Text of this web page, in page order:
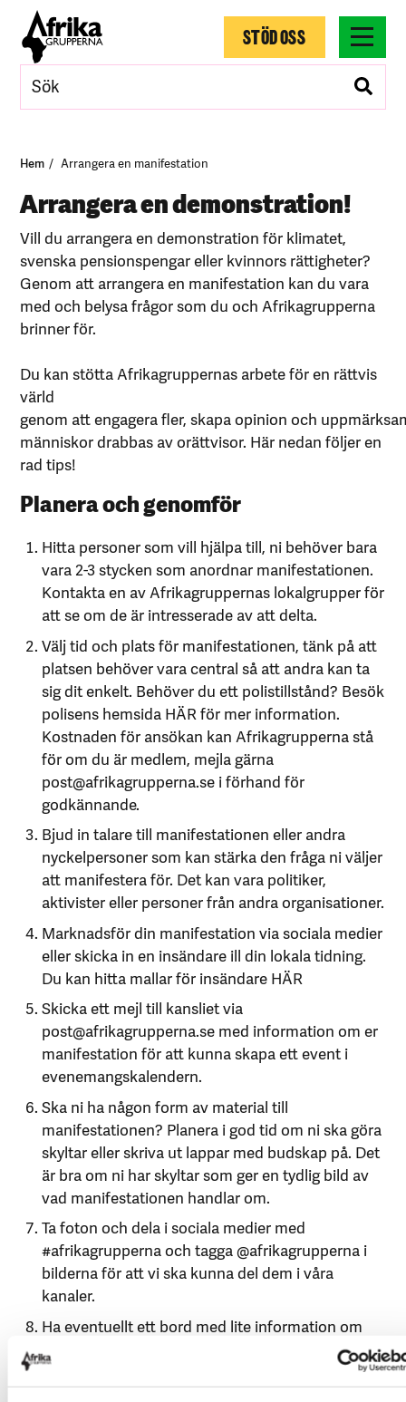
STÖD OSS
Hem Arrangera en manifestation
Arrangera en demonstration!
Vill du arrangera en demonstration för klimatet,
svenska pensionspengar eller kvinnors rättigheter?
Genom att arrangera en manifestation kan du vara
med och belysa frågor som du och Afrikagrupperna
brinner för.
Du kan stötta Afrikagruppernas arbete för en rättvis
värld
genom att engagera fler, skapa opinion och
människor drabbas av orättvisor. Här nedan följer en
rad tips!
Planera och genomför
Hitta personer som vill hjälpa till, ni behöver bara
vara 2-3 stycken som anordnar manifestationen.
Kontakta en avAfrikagruppernas lokalgrupperför
att se om de är intresserade av att delta.
Välj tid och plats för manifestationen, tänk på att
platsen behöver vara central så att andra kan ta
sig dit enkelt. Behöver du ett polistillstånd? Besök
polisens hemsida HÄR för mer information.
Kostnaden för ansökan kan Afrikagrupperna stå
för om du är medlem, mejla gärna
post@afrikagrupperna.se i förhand för
godkännande.
Bjud in talare till manifestationen eller andra
nyckelpersoner som kan stärka den fråga ni väljer
att manifestera för. Det kan vara politiker,
aktivister eller personer från andra organisationer.
Marknadsför din manifestation via sociala medier
eller skicka in en insändare ill din lokala tidning.
Du kan hitta mallar för insändare HÄR
Skicka ett mejl till kansliet via
post@afrikagrupperna.se med information om er
manifestation för att kunna skapa ett event i
evenemangskalendern.
Ska ni ha någon form av material till
manifestationen? Planera i god tid om ni ska göra
skyltar eller skriva ut lappar med budskap på. Det
är bra om ni har skyltar som ger en tydlig bild av
vad manifestationen handlar om.
Ta foton och dela i sociala medier med
#afrikagrupperna och tagga @afrikagrupperna i
bilderna för att vi ska kunna del dem i våra
kanaler.
Ha eventuellt ett bord med lite information om
Afrikagrupperna och vårt arbete för att engagera
och informera nya människor som kikar förbi.